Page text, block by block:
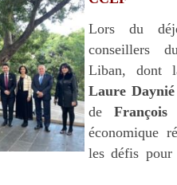
Lors du
conseillers
Liban, dont
Laure Daynié
de François
économique
les défis pour